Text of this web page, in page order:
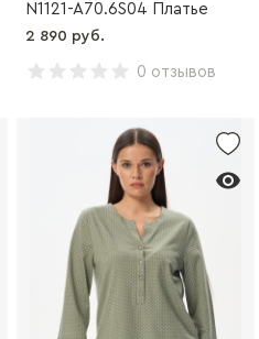
N1121-A70.6S04 Платье
2 890 руб.
0 отзывов